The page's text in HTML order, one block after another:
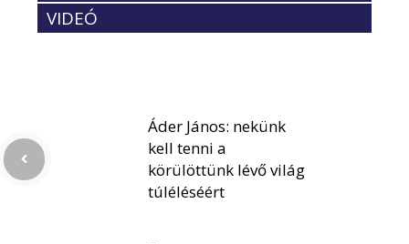
VIDEÓ
Áder János: nekünk
kell tenni a
körülöttünk lévő világ
túléléséért